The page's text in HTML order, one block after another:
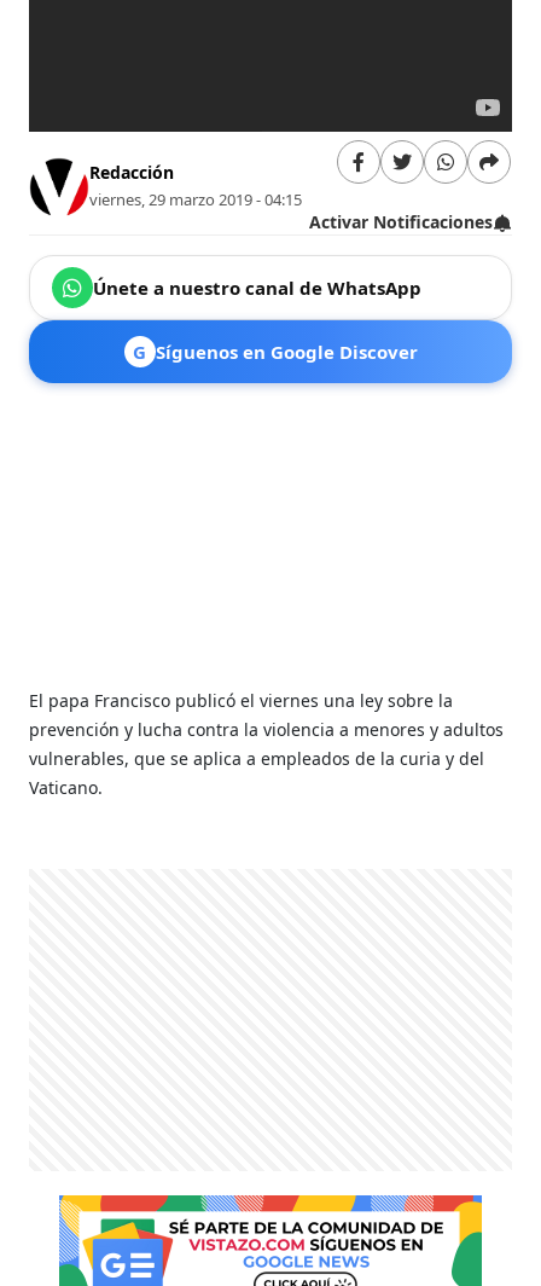
Redacción
viernes, 29 marzo 2019 - 04:15
Activar Notificaciones
Únete a nuestro canal de WhatsApp
G Síguenos en Google Discover
El papa Francisco publicó el viernes una ley sobre la
prevención y lucha contra la violencia a menores y adultos
vulnerables, que se aplica a empleados de la curia y del
Vaticano.